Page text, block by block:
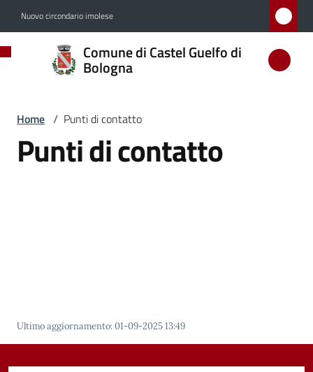
Nuovo circondario imolese
Comune di Castel Guelfo di
Bologna
Comune
di
Guelfo
di
Bologna
Vivere
Castel
Guelfo
Home / Punti di contatto
Punti di contatto
Ultimo aggiornamento:01-09-2025 13:49